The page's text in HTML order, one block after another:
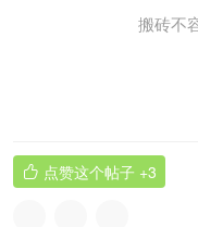
搬砖不
 点赞这个帖子 +3